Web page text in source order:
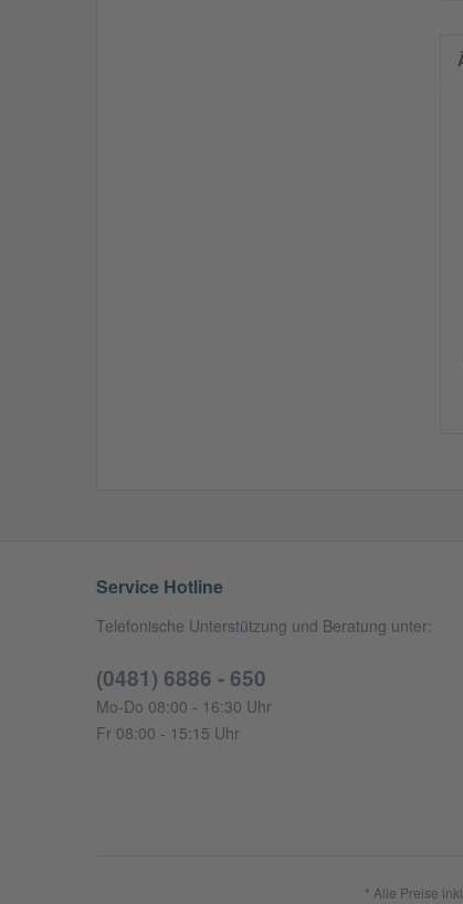
Service Hotline
Telefonische Unterstützung und Beratung unter:
(0481) 6886 - 650
Mo-Do 08:00 - 16:30 Uhr
Fr 08:00 - 15:15 Uhr
* Alle Preise